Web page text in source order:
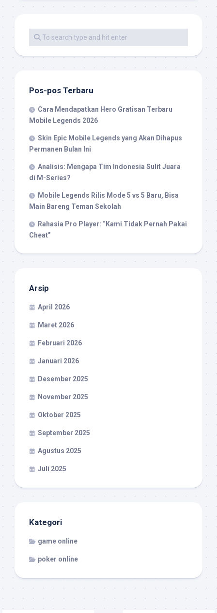
Pos-pos Terbaru
Cara Mendapatkan Hero Gratisan Terbaru
Mobile Legends 2026
Skin Epic Mobile Legends yang Akan Dihapus
Permanen Bulan Ini
Analisis: Mengapa Tim Indonesia Sulit Juara
di M-Series?
Mobile Legends Rilis Mode 5 vs 5 Baru, Bisa
Main Bareng Teman Sekolah
Rahasia Pro Player: “Kami Tidak Pernah Pakai
Cheat”
Arsip
April 2026
Maret 2026
Februari 2026
Januari 2026
Desember 2025
November 2025
Oktober 2025
September 2025
Agustus 2025
Juli 2025
Kategori
game online
poker online